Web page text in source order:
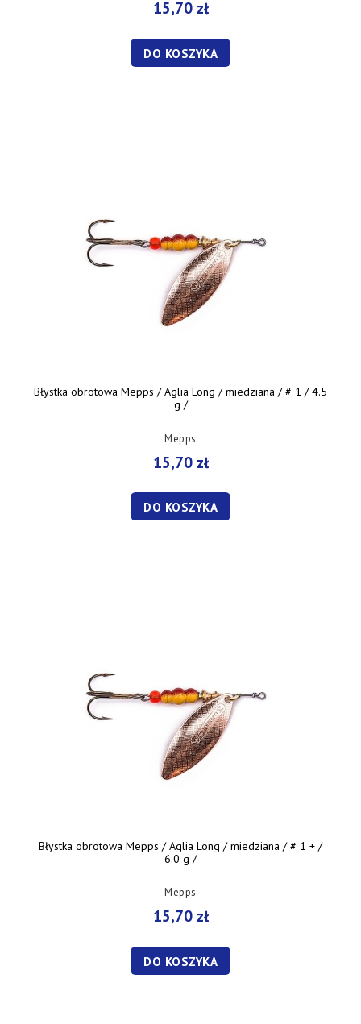
15,70 zł
DO KOSZYKA
Błystka obrotowa Mepps / Aglia Long / miedziana / # 1 / 4.5
g /
Mepps
15,70 zł
DO KOSZYKA
Błystka obrotowa Mepps / Aglia Long / miedziana / # 1 + /
6.0 g /
Mepps
15,70 zł
DO KOSZYKA